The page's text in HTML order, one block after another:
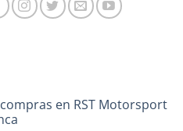
en RST Motorsport